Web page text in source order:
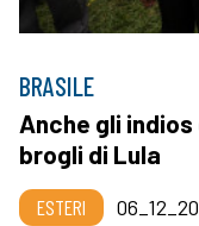
BRASILE
Anche gli
brogli di Lula
ESTERI